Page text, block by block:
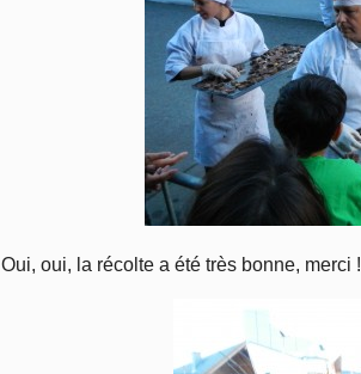
Oui, oui, la récolte a été très bonne, merci